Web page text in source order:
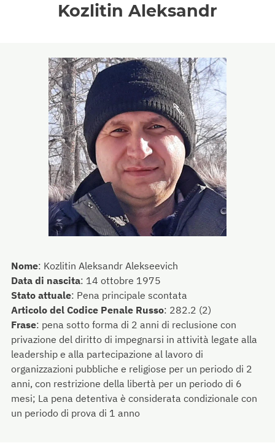
Kozlitin Aleksandr
Nome: Kozlitin Aleksandr Alekseevich
Data di nascita: 14 ottobre 1975
Stato attuale: Pena principale scontata
Articolo del Codice Penale Russo: 282.2 (2)
Frase: pena sotto forma di 2 anni di reclusione con
privazione del diritto di impegnarsi in attività legate alla
leadership e alla partecipazione al lavoro di
organizzazioni pubbliche e religiose per un periodo di 2
anni, con restrizione della libertà per un periodo di 6
mesi; La pena detentiva è considerata condizionale con
un periodo di prova di 1 anno